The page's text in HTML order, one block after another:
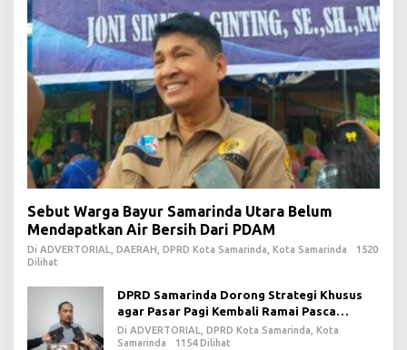
Sebut Warga Bayur Samarinda Utara Belum
Mendapatkan Air Bersih Dari PDAM
Di ADVERTORIAL, DAERAH, DPRD Kota Samarinda, Kota Samarinda
1520
Dilihat
DPRD Samarinda Dorong Strategi Khusus
agar Pasar Pagi Kembali Ramai Pasca
Revitalisasi
Di ADVERTORIAL, DPRD Kota Samarinda, Kota
Samarinda
1154 Dilihat